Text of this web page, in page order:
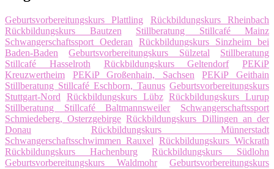
Geburtsvorbereitungskurs Plattling
Rückbildungskurs Rheinbach
Rückbildungskurs Bautzen
Stillberatung Stillcafé Mainz
Schwangerschaftssport Oederan
Rückbildungskurs Sinzheim bei
Baden-Baden
Geburtsvorbereitungskurs Sülzetal
Stillberatung
Stillcafé Hasselroth
Rückbildungskurs Geltendorf
PEKiP
Kreuzwertheim
PEKiP Großenhain, Sachsen
PEKiP Geithain
Stillberatung Stillcafé Eschborn, Taunus Geburtsvorbereitungskurs
Stuttgart-Nord
Rückbildungskurs Lübz Rückbildungskurs Lurup
Stillberatung Stillcafé Baltmannsweiler
Schwangerschaftssport
Schmiedeberg, Osterzgebirge Rückbildungskurs Dillingen an der
Donau
Rückbildungskurs Münnerstadt
Schwangerschaftsschwimmen Rauxel Rückbildungskurs Wickrath
Rückbildungskurs Hachenburg
Rückbildungskurs Südlohn
Geburtsvorbereitungskurs Waldmohr
Geburtsvorbereitungskurs